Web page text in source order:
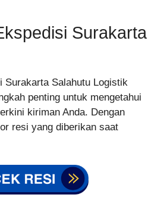
Surakarta
Surakarta Salahutu Logistik
penting untuk mengetahui
kiriman Anda. Dengan
resi yang diberikan saat